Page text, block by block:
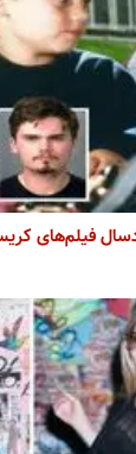
فیلم‌های